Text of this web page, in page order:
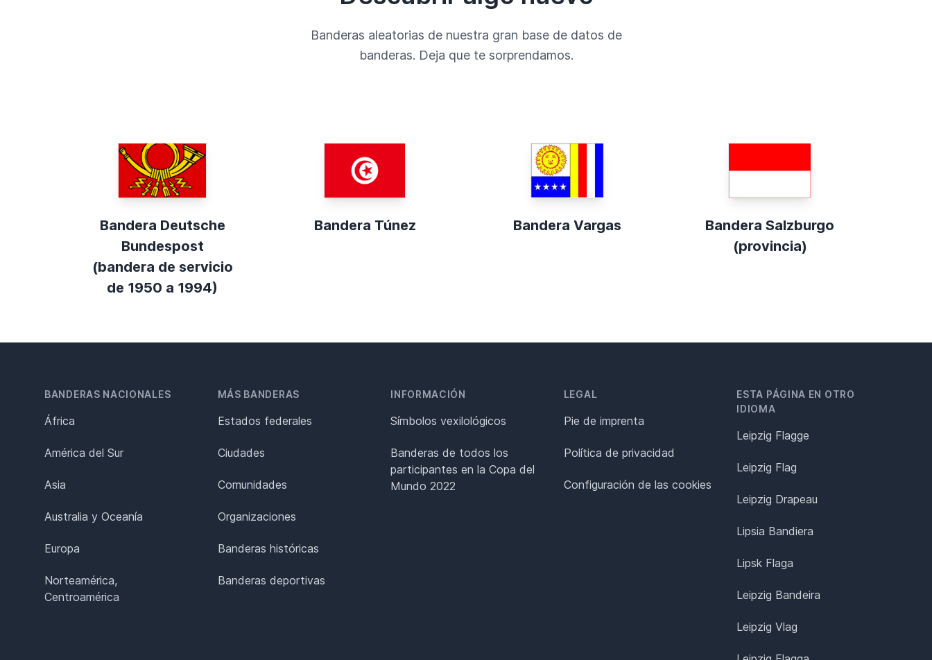
Banderas aleatorias de nuestra gran base de datos de
banderas. Deja que te sorprendamos.
Bandera Deutsche
Bundespost
(bandera de servicio
de 1950 a 1994)
Bandera Túnez Bandera Vargas
Bandera Salzburgo
(provincia)
BANDERAS NACIONALES
África
América del Sur
Asia
Australia y Oceanía
Europa
Norteamérica,
Centroamérica
MÁS BANDERAS
Estados federales
Ciudades
Comunidades
Organizaciones
Banderas históricas
Banderas deportivas
INFORMACIÓN
Símbolos vexilológicos
Banderas de todos los
participantes en la Copa del
Mundo 2022
LEGAL
Pie de imprenta
Política de privacidad
Configuración de las cookies
ESTA PÁGINA EN OTRO
IDIOMA
Leipzig Flagge
Leipzig Flag
Leipzig Drapeau
Lipsia Bandiera
Lipsk Flaga
Leipzig Bandeira
Leipzig Vlag